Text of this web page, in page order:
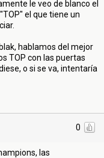
le veo de blanco el
el que tiene un
hablamos del mejor
TOP con las puertas
o si se va, intentaría
0
las